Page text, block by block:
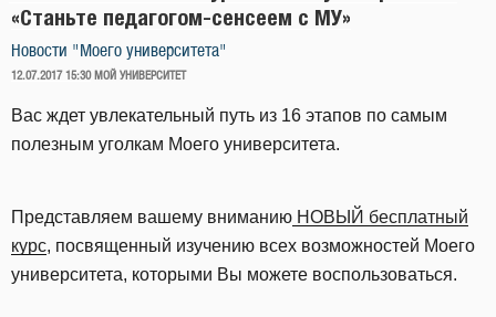
«Станьте педагогом-сенсеем с МУ»
Новости "Моего университета"
ОПУБЛИКОВАНО
12.07.2017 15:30 МОЙ УНИВЕРСИТЕТ
Вас ждет увлекательный путь из 16 этапов по самым
полезным уголкам Моего университета.
Представляем вашему вниманию НОВЫЙ бесплатный
курс, посвященный изучению всех возможностей Моего
университета, которыми Вы можете воспользоваться.